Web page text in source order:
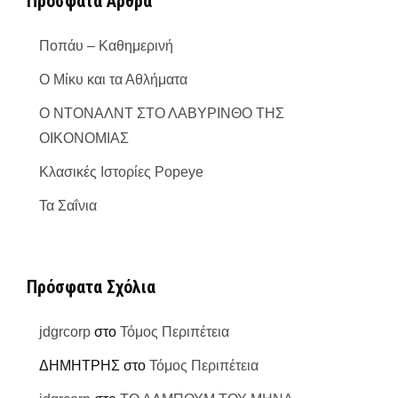
Ποπάυ – Καθημερινή
Ο Μίκυ και τα Αθλήματα
Ο ΝΤΟΝΑΛΝΤ ΣΤΟ ΛΑΒΥΡΙΝΘΟ ΤΗΣ
ΟΙΚΟΝΟΜΙΑΣ
Κλασικές Ιστορίες Popeye
Τα Σαΐνια
Πρόσφατα Σχόλια
jdgrcorp στοΤόμος Περιπέτεια
ΔΗΜΗΤΡΗΣ στοΤόμος Περιπέτεια